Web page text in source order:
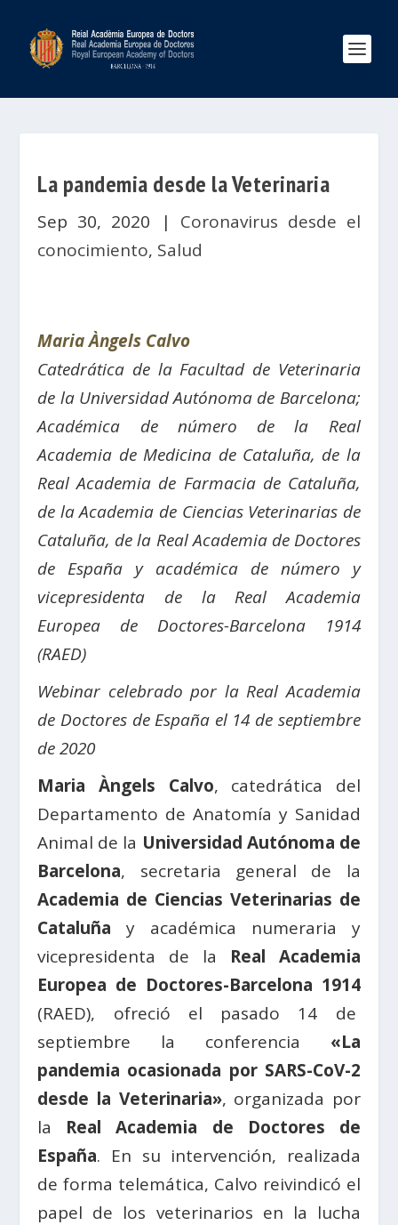
La pandemia desde la Veterinaria
Sep 30, 2020 | Coronavirus desde el
conocimiento, Salud
Maria Àngels Calvo
Catedrática de la Facultad de Veterinaria
de la Universidad Autónoma de Barcelona;
Académica de número de la Real
Academia de Medicina de Cataluña, de la
Real Academia de Farmacia de Cataluña,
de la Academia de Ciencias Veterinarias de
Cataluña, de la Real Academia de Doctores
de España yacadémica de número y
vicepresidenta de la Real Academia
Europea de Doctores-Barcelona 1914
(RAED)
Webinar celebrado por la Real Academia
de Doctores de España el 14 de septiembre
de 2020
Maria Àngels Calvo, catedrática del
Departamento de Anatomía y Sanidad
Animal de la Universidad Autónoma de
Barcelona, secretaria general de la
Academia de Ciencias Veterinarias de
Cataluña y académica numeraria y
vicepresidenta de la Real Academia
Europea de Doctores-Barcelona 1914
(RAED), ofreció el pasado 14 de
septiembre la conferencia «La
pandemia ocasionada por SARS-CoV-2
desde la Veterinaria», organizada por
la Real Academia de Doctores de
España. En su intervención, realizada
de forma telemática, Calvo reivindicó el
papel de los veterinarios en la lucha